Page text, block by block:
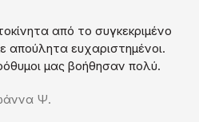
από το συγκεκριμένο
απούλητα ευχαριστημένοι.
μας βοήθησαν πολύ.
Ψ.